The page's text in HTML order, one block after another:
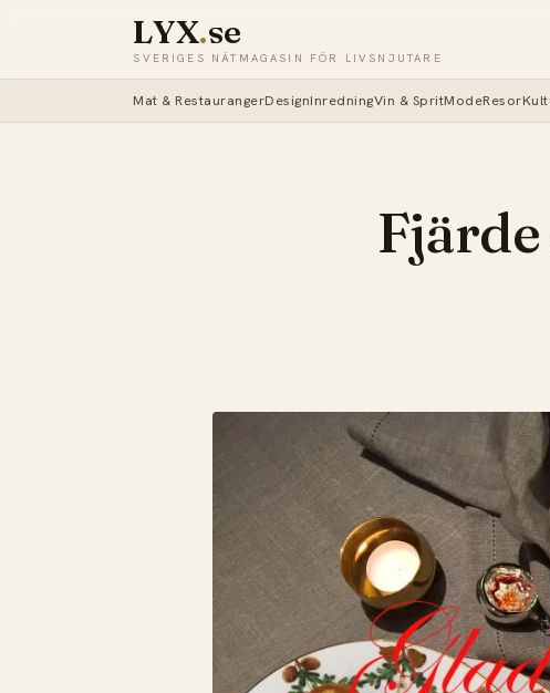
LYX.se
SVERIGES NÄTMAGASIN FÖR LIVSNJUTARE
Mat & RestaurangerDesignInredningVin & SpritModeResor